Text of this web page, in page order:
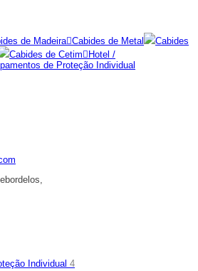
de Madeira Cabides de Metal
Cabides
Cabides de Cetim
Hotel /
de Proteção Individual
Individual 4